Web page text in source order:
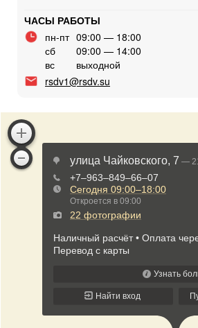
ЧАСЫ РАБОТЫ
пн-пт 09:00 — 18:00
сб
09:00 — 14:00
вс
выходной
rsdv1@rsdv.su